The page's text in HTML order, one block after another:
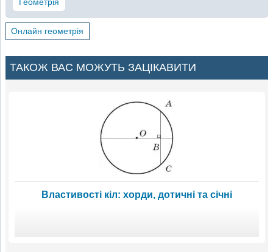
Онлайн геометрія
ТАКОЖ ВАС МОЖУТЬ ЗАЦІКАВИТИ
Властивості кіл: хорди, дотичні та січні